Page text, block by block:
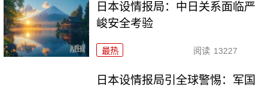
日本设情报局：中日关系面临严
峻安全考验
最热 阅读 13227
日本设情报局引全球警惕：军国